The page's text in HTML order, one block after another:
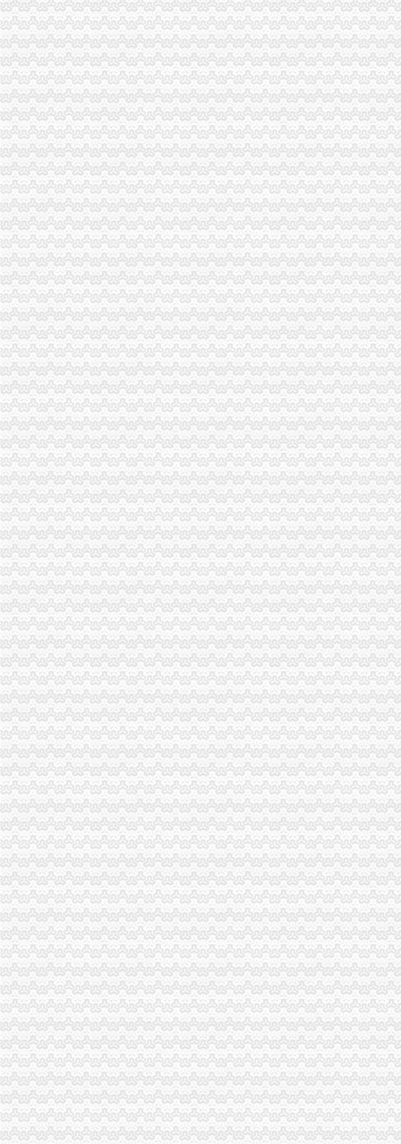
中国科学院海洋研究所仪器设备采购项目（第十九批）的招标公告
沪培训班借名校招牌蒙人至少有40家冒牌培训班
信息广告__都市_温商网
【上海新桥税务登记|税务登记证办理|代理税务登记】-上海赶集网
关于统一换发税务登记证件公告
【常州新桥税务登记|税务登记证办理|代理税务登记】-常州赶集网
分享深圳宝安新桥工商代办工商注册流程-兴义之窗
1.1.7企业注册登记步骤(七)办理税务登记-shuo的日志-网易博客
松江新桥办营业执照兼职会计-上海58同城
中国常州高新区-【个管办】新桥个管办对国地税信息进行比对推进信
北京市国家税务局转发国家税务总局关于金融保险业税收政策调整后若
中国常州高新区-新桥个管办推进信息管税工作
税务登记证-荣誉证书-上海恒刚仪器仪表有限公司
象山县信息公开-代办企业（国税、地税）税务登记证
税务登记证如何办理？设立税务登记应提供的证件_搜狐教育_搜狐网
今日早报
【办理税务开业登记,工商登记,财税咨询,代理记账】价格_厂家_
温州机场·温州都市报
：凯诺科技：华泰联合证券有限责任公司关于凯诺科技股份有
全工厂注册流程及相关费用详解-我爱铺网
发布商机列表_天恒信财税办理公司注册,代理记账【今日推荐网-分类
台州市国、地税深化合作,得出“1+1”三种答案_宁波频道_凤凰网
分类广告-----湖南日报数字报刊
我在新桥沁园这边做餐饮怎样办理工商执照_百度知道
温州仲裁委员会公告·温州都市报
分类广告_新浪新闻
天津新会里装修
家电修理店怎么开？-【设计本有问必答】
注册公司税务登记流程及费用.pdf
上海海外公司注册：2016注册公司好的选择-上海爱问分类
无锡市场：南长区五爱路代办公司证件税务登记公司注册代理记账
《税务知识大全》
代理记账_常州银通代理记账价格|代理记账_常州银通代理记账型号规格
北京市门头沟区为民服务中心
800元起优惠注册各区公司批增值税-上海58同城
分类广告_资讯频道_凤凰网
温州店面装饰哪家效果好？_商场装修|一起网装修
启事/公告__都市_温商网
公司办理社保的整个流程_点点_新浪博客
瓯海新闻-温州日报瓯网-温州新闻门户网-温州日报主办
江门地税全国推税务登记证等“十五证合一”企业提交材料将减
【上海丰皓企业登记代理有限公司】-主营：
丹地税局2011年8月份《涉税信息月报》
台州市路桥区人民办公室关于印发2014年度镇（街道）“个转企”
分类广告_新浪新闻
合肥新桥机场高速公路监控管理中心泳池设备采购及安装招标第一阶段
【财务会计】-起点8
中国常州高新区-【个管办】上下联动对新景一期商铺开展户管巡查工作
广东省网上办事大厅深圳市宝安分厅
两年开四家分店几千元办起家政公司（2）-理财频道-和讯网
温州公司营业执照、税务登记证代办等-温州58同城
寿县人民信息公开网
株洲市国家税务局门户网站